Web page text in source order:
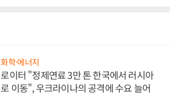
화학·에너지
로이터 "정제연료 3만 톤 한국에서 러시아
로 이동", 우크라이나의 공격에 수요 늘어